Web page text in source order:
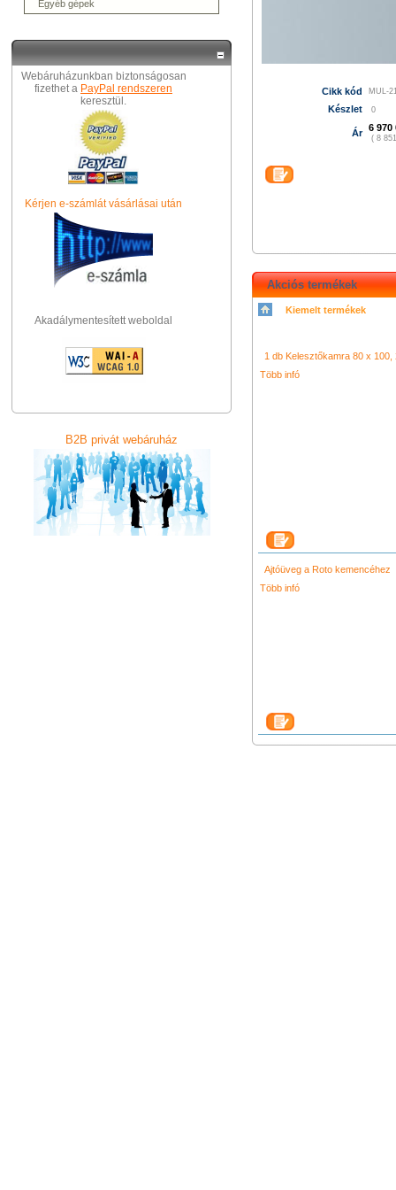
Egyéb gépek
Webáruházunkban biztonságosan
fizethet a PayPal rendszeren
keresztül.
Kérjen e-számlát vásárlásai után
Akadálymentesített weboldal
B2B privát webáruház
Cikk kód MUL-
Készlet 0
Ár 6 970
( 8
Akciós termékek
Kiemelt termékek
財布 ルイヴィトン バッグ ニ
ット コーチ アウトレット
1 db Kelesztőkamra 80 x
Több infó
Ajtóüveg a Roto kemencéhez
Több infó